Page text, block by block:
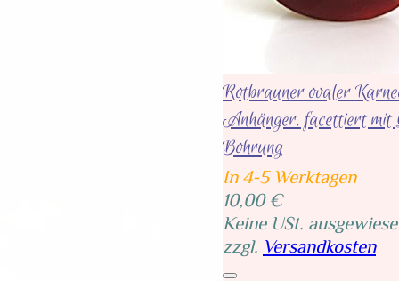
Rotbrauner ovaler
Anhänger, facettiert mit
Bohrung
In 4-5 Werktagen
10,00 €
Keine USt.
zzgl. Versandkosten